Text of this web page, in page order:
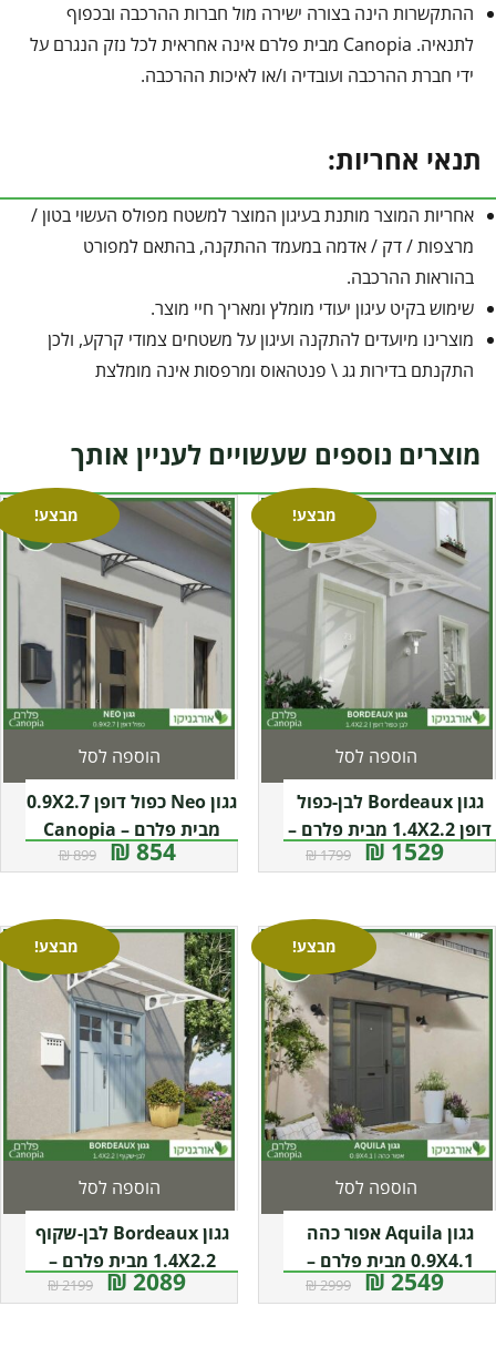
ההתקשרות הינה בצורה ישירה מול חברות ההרכבה ובכפוף
לתנאיה. Canopia מבית פלרם אינה אחראית לכל נזק הנגרם על
ידי חברת ההרכבה ועובדיה ו/או לאיכות ההרכבה.
תנאי אחריות:
אחריות המוצר מותנת בעיגון המוצר למשטח מפולס העשוי בטון /
מרצפות / דק / אדמה במעמד ההתקנה, בהתאם למפורט
בהוראות ההרכבה.
שימוש בקיט עיגון יעודי מומלץ ומאריך חיי מוצר.
מוצרינו מיועדים להתקנה ועיגון על משטחים צמודי קרקע, ולכן
התקנתם בדירות גג \ פנטהאוס ומרפסות אינה מומלצת
מוצרים נוספים שעשויים לעניין אותך
מבצע!
גגון Bordeaux לבן-כפול
דופן 1.4X2.2 מבית פלרם –
Canopia
1529 ₪
1799 ₪
הוספה לסל
מבצע!
גגון Neo כפול דופן 0.9X2.7
מבית פלרם – Canopia
854 ₪
899 ₪
הוספה לסל
מבצע!
גגון Aquila אפור כהה
0.9X4.1 מבית פלרם –
Canopia
2549 ₪
2999 ₪
הוספה לסל
מבצע!
גגון Bordeaux לבן-שקוף
1.4X2.2 מבית פלרם –
Canopia
2089 ₪
2199 ₪
הוספה לסל